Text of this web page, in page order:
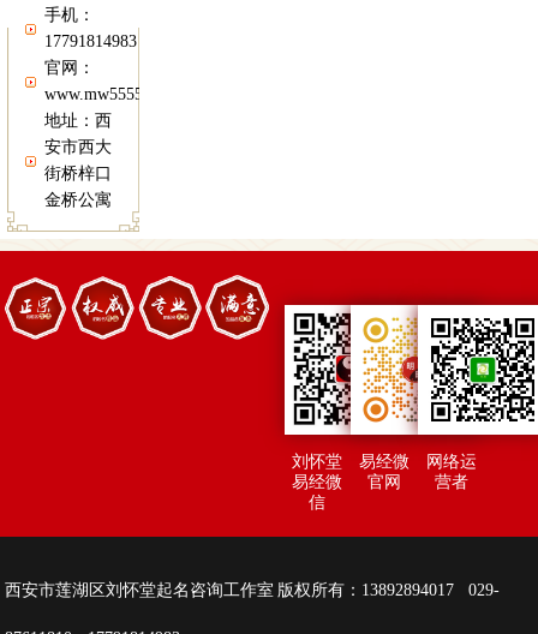
手机：
17791814983
官网：
www.mw5555.com
地址：西
安市西大
街桥梓口
金桥公寓
刘怀堂
易经微
信
易经微
官网
网络运
营者
西安市莲湖区刘怀堂起名咨询工作室 版权所有：13892894017 029-